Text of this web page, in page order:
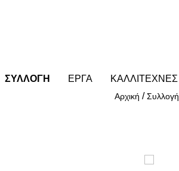
ΣΥΛΛΟΓΗ ΕΡΓΑ ΚΑΛΛΙΤΕΧΝΕΣ
Αρχική /Συλλογή